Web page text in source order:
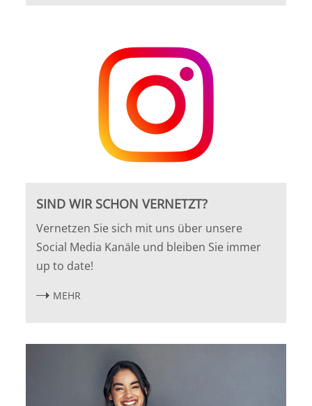
SIND WIR SCHON VERNETZT?
Vernetzen Sie sich mit uns über unsere
Social Media Kanäle und bleiben Sie immer
up to date!
MEHR